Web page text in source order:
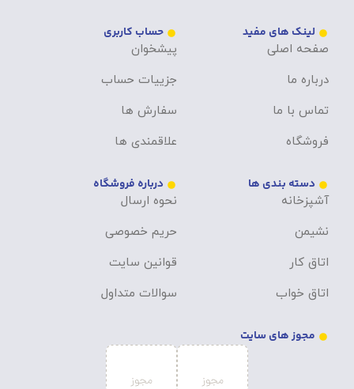
لینک های مفید
صفحه اصلی
درباره ما
تماس با ما
فروشگاه
حساب کاربری
پیشخوان
جزییات حساب
سفارش ها
علاقمندی ها
دسته بندی ها
آشپزخانه
نشیمن
اتاق کار
اتاق خواب
درباره فروشگاه
نحوه ارسال
حریم خصوصی
قوانین سایت
سوالات متداول
مجوز های سایت